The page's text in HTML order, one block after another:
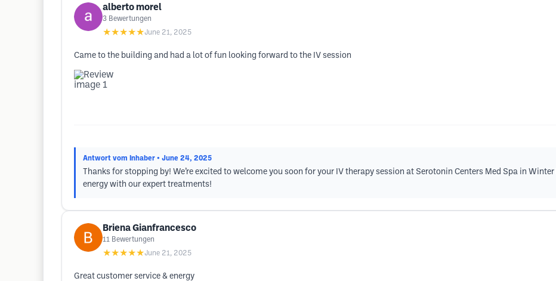
alberto morel
3 Bewertungen
★★★★★June 21, 2025
Came to the building and had a lot of fun looking forward to the IV session
Antwort vom Inhaber • June 24, 2025
Thanks for stopping by! We’re excited to welcome you soon for your IV therapy session at Serotonin Centers Med Spa in
energy with our expert treatments!
Briena Gianfrancesco
11 Bewertungen
★★★★★June 21, 2025
Great customer service & energy